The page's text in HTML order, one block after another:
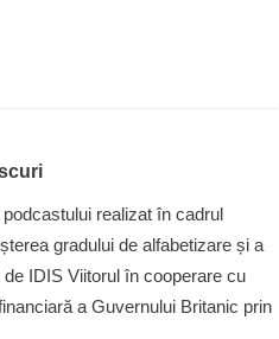
realizat în cadrul
gradului de alfabetizare și a
IDIS Viitorul în cooperare cu
a Guvernului Britanic prin